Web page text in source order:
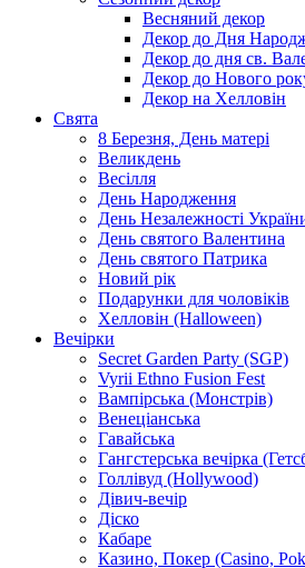
Весняний декор
Декор до Дня
Декор до дня св.
Декор до Нового
Декор на Хелловін
Свята
8 Березня, День матері
Великдень
Весілля
День Народження
День Незалежності
День святого Валентина
День святого Патрика
Новий рік
Подарунки для чоловіків
Хелловін (Halloween)
Вечірки
Secret Garden Party (SGP)
Vyrii Ethno Fusion Fest
Вампірська (Монстрів)
Венеціанська
Гавайська
Гангстерська вечірка
Голлівуд (Hollywood)
Дівич-вечір
Діско
Кабаре
Казино, Покер (Casino,